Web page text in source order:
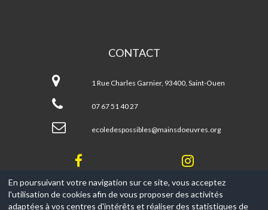
CONTACT
d'Oeuvres
1 Rue Charles Garnier, 93400, Saint-Ouen
07 67 51 40 27
ecoledespossibles@mainsdoeuvres.org
© 2017-2026, Ce site est propulsé par Aniapps.fr
En poursuivant votre navigation sur ce site, vous acceptez
l'utilisation de cookies afin de vous proposer des activités
adaptées à vos centres d'intérêts et réaliser des statistiques de